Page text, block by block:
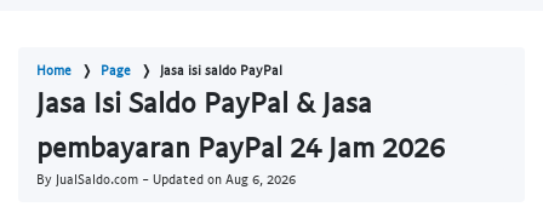
Home Page Jasa isi saldo PayPal
Jasa Isi Saldo PayPal & Jasa
pembayaran PayPal 24 Jam 2026
By JualSaldo.com - Updated on Aug 6, 2026